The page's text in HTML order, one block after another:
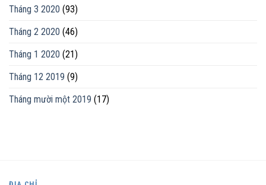
Tháng 3 2020 (93)
Tháng 2 2020 (46)
Tháng 1 2020 (21)
Tháng 12 2019 (9)
Tháng mười một 2019 (17)